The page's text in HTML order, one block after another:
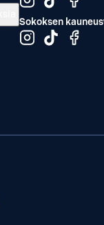
Sokoksen